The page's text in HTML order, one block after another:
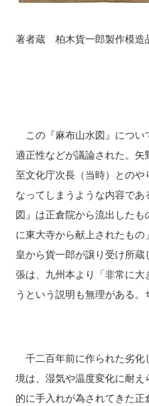
著者蔵 柏木貨一郎製作模造
この『麻布山水図』につい
適正性などが議論された。
至文化庁次長（当時）との
なってしまうような内容で
図』は正倉院から流出した
に東大寺から献上されたも
皇から貨一郎が譲り受け所
張は、九州本より「非常に
うという説明も無理がある。
千二百年前に作られた劣化
境は、湿気や温度変化に耐
的に手入れが為されてきた